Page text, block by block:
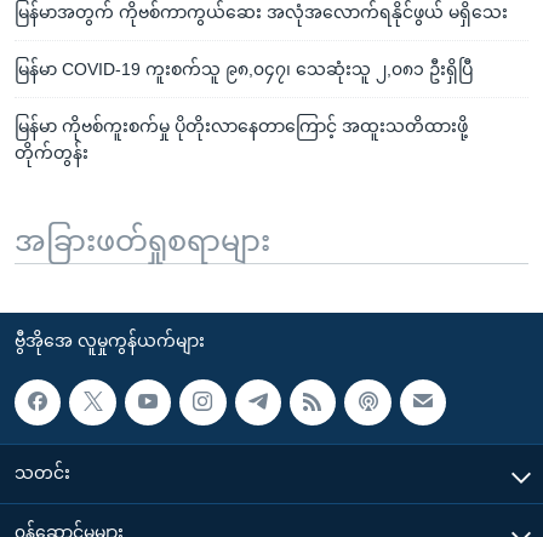
မြန်မာအတွက် ကိုဗစ်ကာကွယ်ဆေး အလုံအလောက်ရနိုင်ဖွယ် မရှိသေး
မြန်မာ COVID-19 ကူးစက်သူ ၉၈,၀၄၇၊ သေဆုံးသူ ၂,၀၈၁ ဦးရှိပြီ
မြန်မာ ကိုဗစ်ကူးစက်မှု ပိုတိုးလာနေတာကြောင့် အထူးသတိထားဖို့
တိုက်တွန်း
အခြားဖတ်ရှုစရာများ
ဗွီအိုအေ လူမှုကွန်ယက်များ
သတင်း
၀န်ဆောင်မှုများ